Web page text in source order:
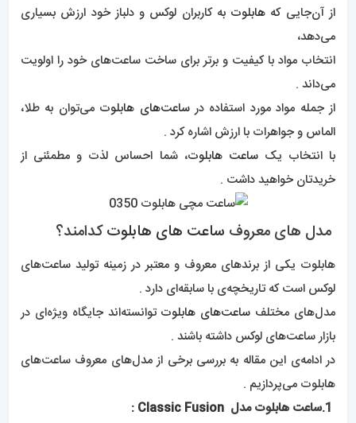
از آن‌جایی که هابلوت به کاربران لوکس و دلباز خود ارزش بسیاری
می‌دهد،
انتخاب مواد با کیفیت و برتر برای ساخت ساعت‌های خود را اولویت
می‌داند .
از جمله مواد مورد استفاده درساعت‌های هابلوت می‌توان به طلا،
الماس و جواهرات با ارزش اشاره کرد .
با انتخاب یک ساعت هابلوت، شما احساس لذت و مطمئنی از
خریدتان خواهید داشت .
مدل های معروف ساعت های هابلوتکدامند؟
هابلوت یکی از برندهای معروف و معتبر در زمینه تولید ساعت‌های
لوکس است که تاریخچه‌ی با سابقه‌ای دارد .
مدل‌های مختلف ساعت‌های هابلوت توانسته‌اند جایگاه ویژه‌ای در
بازار ساعت‌های لوکس داشته باشند .
در ادامه‌ی این مقاله به بررسی برخی از مدل‌های معروف ساعت‌های
هابلوت می‌پردازیم .
Classic Fusion
: